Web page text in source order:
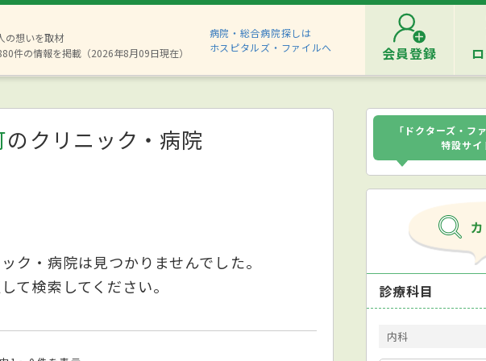
の想いを取材
件の情報を掲載（2026年8月09日現在）
病院・総合病院探しは
ホスピタルズ・ファイルへ
会員登録
のクリニック・病院
ク・病院は見つかりませんでした。
て検索してください。
「ドクターズ・フ
特設サイ
診療科目
内科